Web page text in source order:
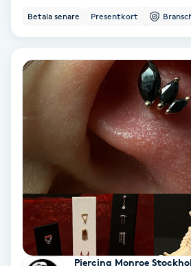
Tandblekning
Tandläkare
Tatuering
Tatueringsborttagning
Terapi
Thaimassage
Toning
Betala senare Presentkort
Piercing Monroe